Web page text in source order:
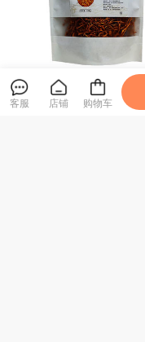
光雾四宝虫草花100g
客服 店铺 购物车